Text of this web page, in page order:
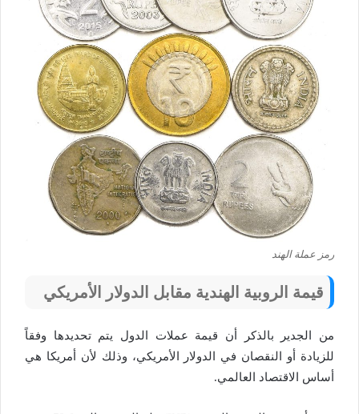
رمز عملة الهند
قيمة الروبية الهندية مقابل الدولار الأمريكي
من الجدير بالذكر أن قيمة عملات الدول يتم تحديدها وفقاً
للزيادة أو النقصان في الدولار الأمريكي، وذلك لأن أمريكا هي
أساس الاقتصاد العالمي.